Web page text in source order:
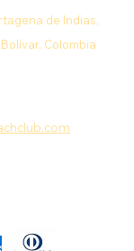
de Indias,
Colombia